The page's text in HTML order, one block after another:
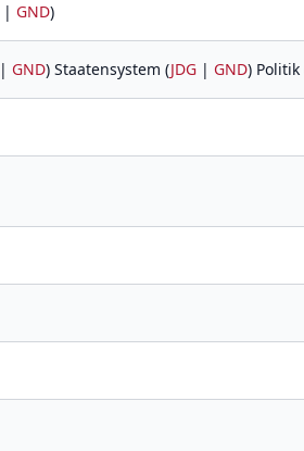
| GND)
| GND) Staatensystem (JDG | GND) Politik